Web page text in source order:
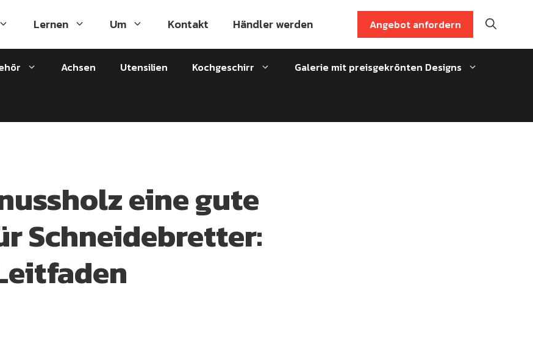
Lernen Um Kontakt Händler werden Angebot anfordern
Achsen Utensilien Kochgeschirr Galerie mit preisgekrönten Designs
eine gute
Schneidebretter: